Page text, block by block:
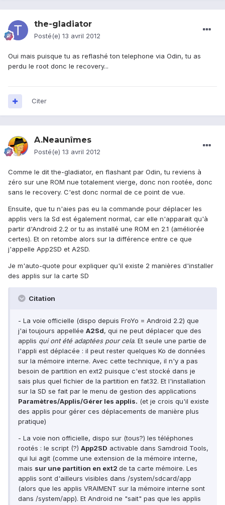
the-gladiator
Posté(e) 13 avril 2012
Oui mais puisque tu as reflashé ton telephone via Odin, tu as
perdu le root donc le recovery...
Citer
A.Neaunîmes
Posté(e) 13 avril 2012
Comme le dit the-gladiator, en flashant par Odin, tu reviens à
zéro sur une ROM nue totalement vierge, donc non rootée, donc
sans le recovery. C'est donc normal de ce point de vue.
Ensuite, que tu n'aies pas eu la commande pour déplacer les
applis vers la Sd est également normal, car elle n'apparait qu'à
partir d'Android 2.2 or tu as installé une ROM en 2.1 (améliorée
certes). Et on retombe alors sur la différence entre ce que
j'appelle App2SD et A2SD.
Je m'auto-quote pour expliquer qu'il existe 2 manières d'installer
des applis sur la carte SD
Citation
- La voie officielle (dispo depuis FroYo = Android 2.2) que
j'ai toujours appellée A2Sd, qui ne peut déplacer que des
applis qui ont été adaptées pour cela. Et seule une partie de
l'appli est déplacée : il peut rester quelques Ko de données
sur la mémoire interne. Avec cette technique, il n'y a pas
besoin de partition en ext2 puisque c'est stocké dans je
sais plus quel fichier de la partition en fat32. Et l'installation
sur la SD se fait par le menu de gestion des applications
Paramètres/Applis/Gérer les applis. (et je crois qu'il existe
des applis pour gérer ces déplacements de manière plus
pratique)
- La voie non officielle, dispo sur (tous?) les téléphones
rootés : le script (?) App2SD activable dans Samdroid Tools,
qui lui agit (comme une extension de la mémoire interne,
mais sur une partition en ext2 de ta carte mémoire. Les
applis sont d'ailleurs visibles dans /system/sdcard/app
(alors que les applis VRAIMENT sur la mémoire interne sont
dans /system/app). Et Android ne "sait" pas que les applis